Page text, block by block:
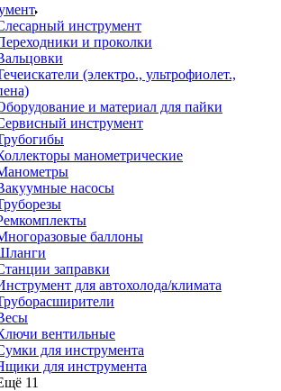
инструмент
и проколки
(электро., ультрофиолет.,
и материал для пайки
инструмент
манометрические
насосы
баллоны
заправки
для автохолода/климата
вентильные
для инструмента
для инструмента
11